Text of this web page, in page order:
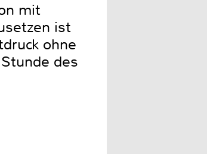
mit
ist
ohne
des